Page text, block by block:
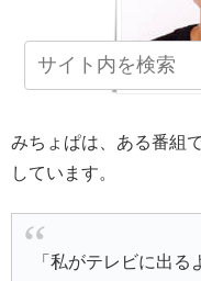
みちょぱは、ある番組
しています。
「私がテレビに出